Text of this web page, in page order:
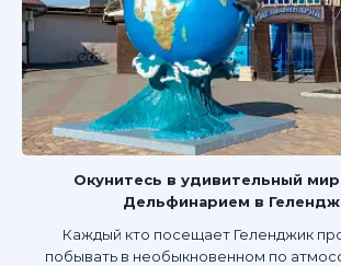
Окунитесь в удивительный
Дельфинарием в
Каждый кто посещает Геленджик
побывать в необыкновенном по